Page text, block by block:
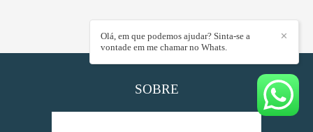
SOBRE
✕
Olá, em que podemos ajudar? Sinta-se a
vontade em me chamar no Whats.